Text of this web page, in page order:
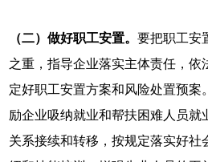
（二）做好职工安置。要把职工安
之重，指导企业落实主体责任，依
定好职工安置方案和风险处置预案
励企业吸纳就业和帮扶困难人员就
关系接续和转移，按规定落实好社